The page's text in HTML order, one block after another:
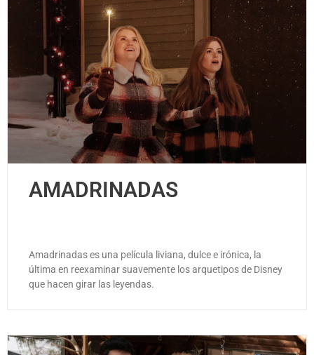
AMADRINADAS
Amadrinadas es una película liviana, dulce e irónica, la
última en reexaminar suavemente los arquetipos de Disney
que hacen girar las leyendas.